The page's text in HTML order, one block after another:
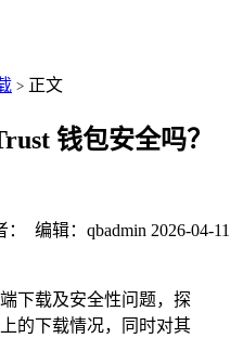
> 正文
钱包安全吗？
编辑：qbadmin 2026-04-11
下载及安全性问题，探
的下载情况，同时对其